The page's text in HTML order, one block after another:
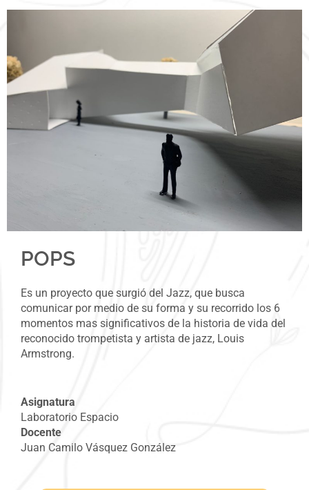
POPS
Es un proyecto que surgió del Jazz, que busca
comunicar por medio de su forma y su recorrido los 6
momentos mas significativos de la historia de vida del
reconocido trompetista y artista de jazz, Louis
Armstrong.
Asignatura
Laboratorio Espacio
Docente
Juan Camilo Vásquez González